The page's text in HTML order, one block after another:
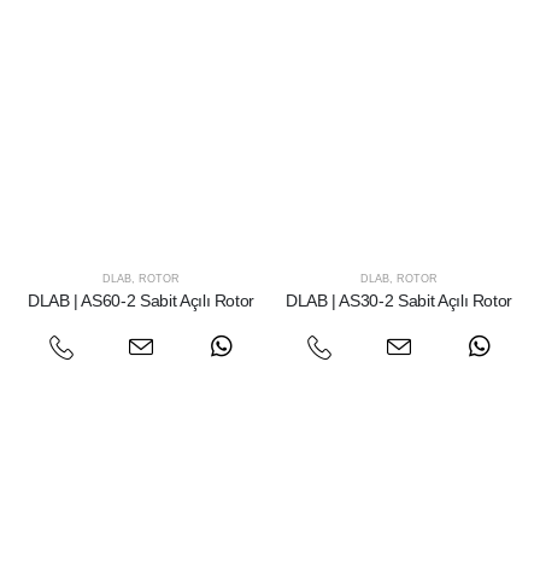
DLAB, ROTOR
DLAB | AS60-2 Sabit Açılı Rotor
DLAB, ROTOR
DLAB | AS30-2 Sabit Açılı Rotor